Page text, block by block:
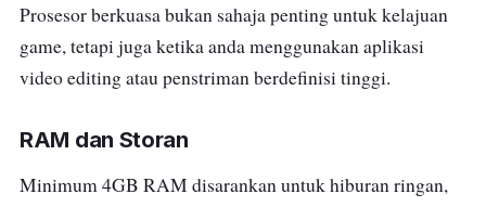
Prosesor berkuasa bukan sahaja penting untuk kelajuan
game, tetapi juga ketika anda menggunakan aplikasi
video editing atau penstriman berdefinisi tinggi.
RAM dan Storan
Minimum 4GB RAM disarankan untuk hiburan ringan,